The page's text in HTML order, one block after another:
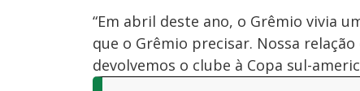
“Em abril deste ano, o Grêmio vivia
que o Grêmio precisar. Nossa
devolvemos o clube à Copa sul-